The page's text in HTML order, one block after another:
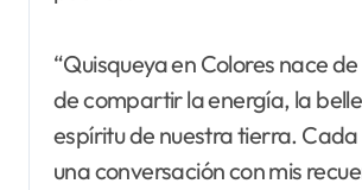
“Quisqueya en Colores nace
de compartir la energía, la
espíritu de nuestra tierra.
una conversación con mis